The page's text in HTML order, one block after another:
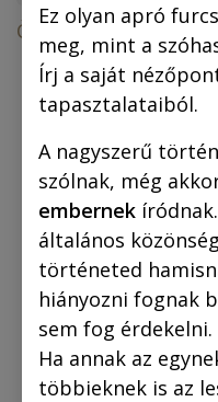
Összes termék
Vászonkép:
Yolland” 60x60 cm
Ez olyan apró
meg, mint a
Írj a saját
tapasztalataiból.
A nagyszerű
szólnak, még
embernek
általános
történeted
hiányozni fognak
sem fog
Ha annak az
többieknek is az